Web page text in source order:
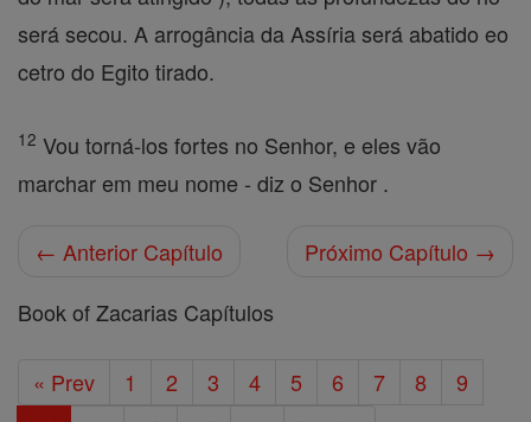
será secou. A arrogância da Assíria será abatido eo
cetro do Egito tirado.
12 Vou torná-los fortes no Senhor, e eles vão
marchar em meu nome - diz o Senhor .
← Anterior Capítulo
Próximo Capítulo →
Book of Zacarias Capítulos
« Prev 1 2 3 4 5 6 7 8
9